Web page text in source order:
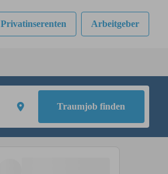
Privatinserenten Arbeitgeber
Traumjob finden